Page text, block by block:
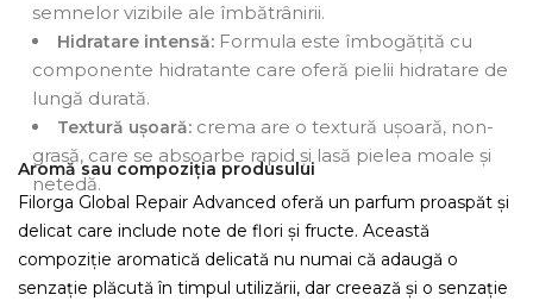
semnelor vizibile ale îmbătrânirii.
Hidratare intensă: Formula este îmbogățită cu
componente hidratante care oferă pielii hidratare de
lungă durată.
Textură ușoară: crema are o textură ușoară, non-
grasă, care se absoarbe rapid și lasă pielea moale și
netedă.
Aromă sau compoziția produsului
Filorga Global Repair Advanced oferă un parfum proaspăt și
delicat care include note de flori și fructe. Această
compoziție aromatică delicată nu numai că adaugă o
senzație plăcută în timpul utilizării, dar creează și o senzație